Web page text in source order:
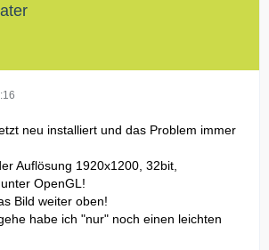
neu installiert und das Problem immer
Auflösung 1920x1200, 32bit,
OpenGL!
Bild weiter oben!
habe ich "nur" noch einen leichten